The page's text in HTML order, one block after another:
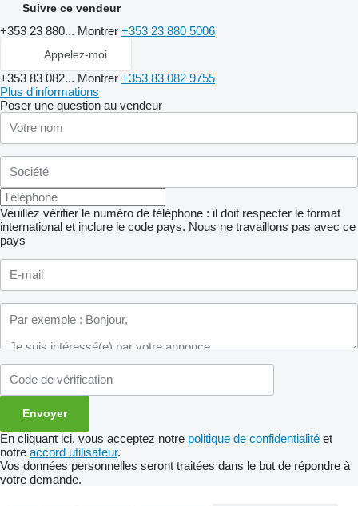
Suivre ce vendeur
+353 23 880... Montrer +353 23 880 5006
Appelez-moi
+353 83 082... Montrer +353 83 082 9755
Plus d'informations
Poser une question au vendeur
Veuillez vérifier le numéro de téléphone : il doit respecter le format
international et inclure le code pays. Nous ne travaillons pas avec ce
pays
En cliquant ici, vous acceptez notre politique de confidentialité et
notre accord utilisateur.
Vos données personnelles seront traitées dans le but de répondre à
votre demande.